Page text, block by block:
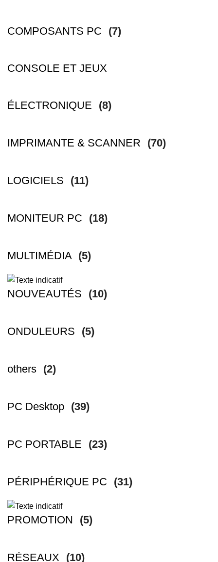
COMPOSANTS PC (7)
CONSOLE ET JEUX
ÉLECTRONIQUE (8)
IMPRIMANTE & SCANNER (70)
LOGICIELS (11)
MONITEUR PC (18)
MULTIMÉDIA (5)
NOUVEAUTÉS (10)
ONDULEURS (5)
others (2)
PC Desktop (39)
PC PORTABLE (23)
PÉRIPHÉRIQUE PC (31)
PROMOTION (5)
RÉSEAUX (10)